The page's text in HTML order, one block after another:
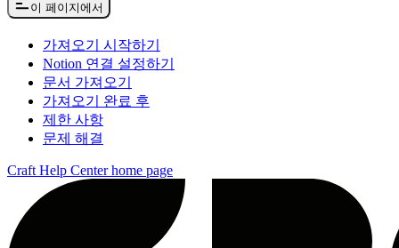
이 페이지에서
가져오기 시작하기
Notion 연결 설정하기
문서 가져오기
가져오기 완료 후
제한 사항
문제 해결
Craft Help Centerhome page